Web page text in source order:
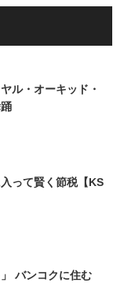
ル・オーキッド・
って賢く節税【KS
バンコクに住む